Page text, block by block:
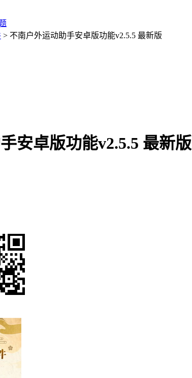
> 不南户外运动助手安卓版功能v2.5.5 最新版
安卓版功能v2.5.5 最新版